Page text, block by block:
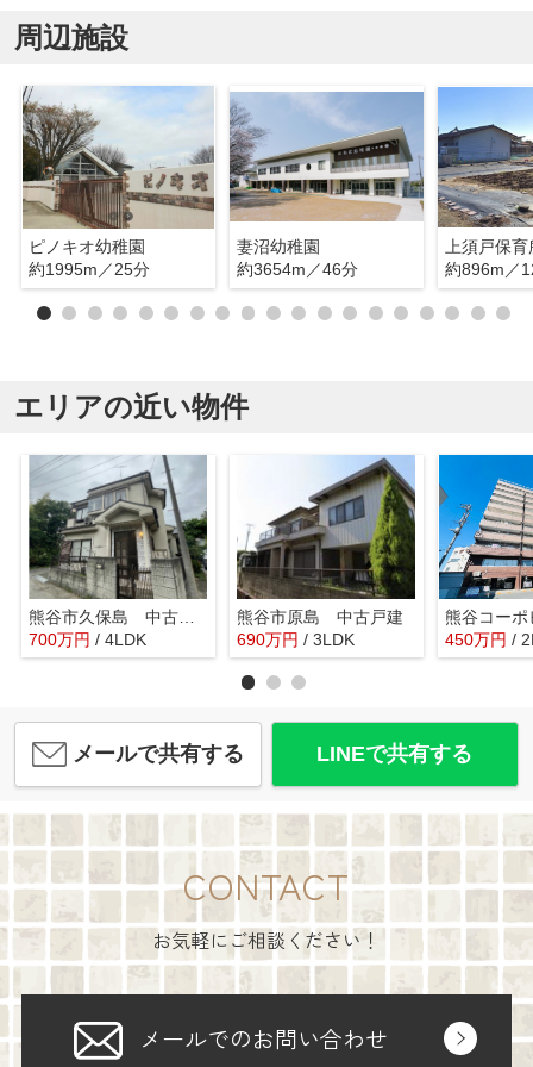
周辺施設
ピノキオ幼稚園
約1995m／25分
妻沼幼稚園
約3654m／46分
上須戸保育
約896m／
エリアの近い物件
熊谷市久保島 中古戸建
700万円 / 4LDK
熊谷市原島 中古戸建
690万円 / 3LDK
熊谷コーポ
450万円 /
メールで共有する LINEで共有する
CONTACT
お気軽にご相談ください！
メールでのお問い合わせ